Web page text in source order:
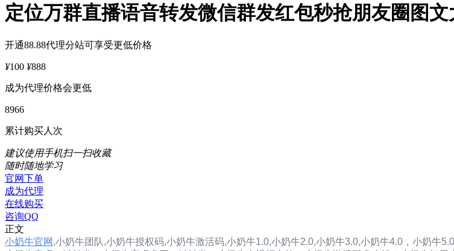
定位万群直播语音转发微信群发红包秒抢朋友圈图
开通88.88代理分站可享受更低价格
¥100 ¥888
成为代理价格会更低
8966
累计购买人次
建议使用手机扫一扫收藏
随时随地学习
官网下单
成为代理
在线购买
咨询QQ
正文
小奶牛官网 ,小奶牛团队,小奶牛授权码,小奶牛激活码,小奶牛1.0,小奶牛2.0,小奶牛3.0,小奶牛4.0， 小奶牛5.0